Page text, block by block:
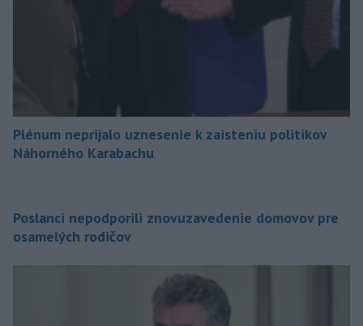
Plénum neprijalo uznesenie k zaisteniu politikov
Náhorného Karabachu
Poslanci nepodporili znovuzavedenie domovov pre
osamelých rodičov